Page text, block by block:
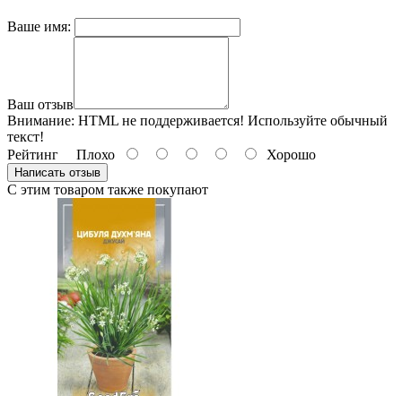
Ваше имя:
Ваш отзыв
Внимание: HTML не поддерживается! Используйте обычный
текст!
Рейтинг Плохо Хорошо
Написать отзыв
С этим товаром также покупают